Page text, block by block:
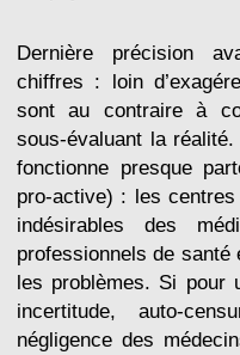
Dernière précision
chiffres : loin
sont au contraire à
sous-évaluant la
fonctionne presque
pro-active) : les
indésirables des
professionnels de
les problèmes. Si pour
incertitude, auto-
négligence des